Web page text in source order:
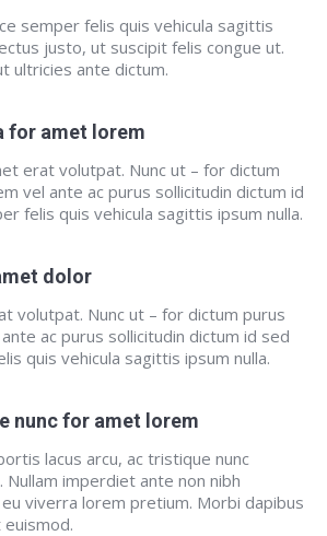
semper felis quis vehicula sagittis
justo, ut suscipit felis congue ut.
ultricies ante dictum.
for amet lorem
erat volutpat. Nunc ut – for dictum
vel ante ac purus sollicitudin dictum id
felis quis vehicula sagittis ipsum nulla.
dolor
volutpat. Nunc ut – for dictum purus
ac purus sollicitudin dictum id sed
quis vehicula sagittis ipsum nulla.
nunc for amet lorem
lacus arcu, ac tristique nunc
Nullam imperdiet ante non nibh
viverra lorem pretium. Morbi dapibus